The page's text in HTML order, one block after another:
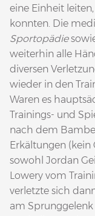
eine Einheit
konnten. Die
Sportopädie
weiterhin alle
diversen
wieder in den
Waren es
Trainings- und
nach dem
Erkältungen (kein
sowohl Jordan
Lowery vom
verletzte sich
am Sprunggelenk